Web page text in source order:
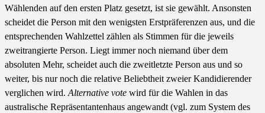
Wählenden auf den ersten Platz gesetzt, ist sie gewählt. Ansonsten
scheidet die Person mit den wenigsten Erstpräferenzen aus, und die
entsprechenden Wahlzettel zählen als Stimmen für die jeweils
zweitrangierte Person. Liegt immer noch niemand über dem
absoluten Mehr, scheidet auch die zweitletzte Person aus und so
weiter, bis nur noch die relative Beliebtheit zweier Kandidierender
verglichen wird. Alternative vote wird für die Wahlen in das
australische Repräsentantenhaus angewandt (vgl. zum System des